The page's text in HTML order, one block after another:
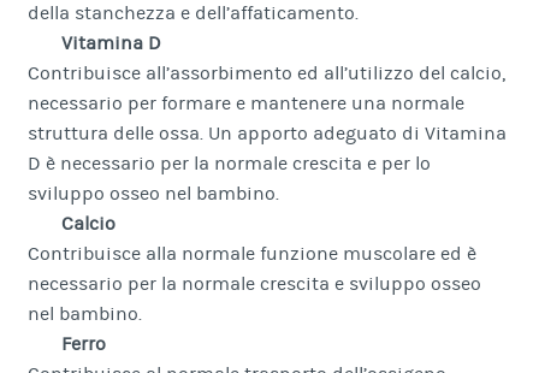
della stanchezza e dell’affaticamento.
Vitamina D
Contribuisce all’assorbimento ed all’utilizzo del calcio,
necessario per formare e mantenere una normale
struttura delle ossa. Un apporto adeguato di Vitamina
D è necessario per la normale crescita e per lo
sviluppo osseo nel bambino.
Calcio
Contribuisce alla normale funzione muscolare ed è
necessario per la normale crescita e sviluppo osseo
nel bambino.
Ferro